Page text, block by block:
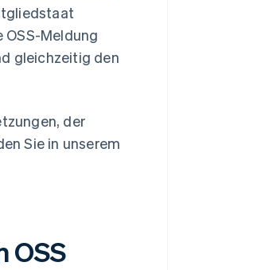
Meldung
gleichzeitig den
der
Sie in unserem
OSS